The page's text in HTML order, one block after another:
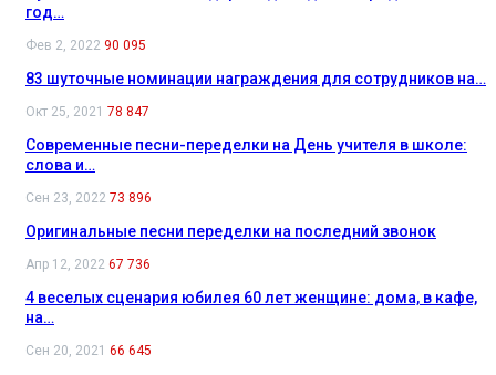
год…
Фев 2, 2022 90 095
83 шуточные номинации награждения для сотрудников на…
Окт 25, 2021 78 847
Современные песни-переделки на День учителя в школе:
слова и…
Сен 23, 2022 73 896
Оригинальные песни переделки на последний звонок
Апр 12, 2022 67 736
4 веселых сценария юбилея 60 лет женщине: дома, в кафе,
на…
Сен 20, 2021 66 645